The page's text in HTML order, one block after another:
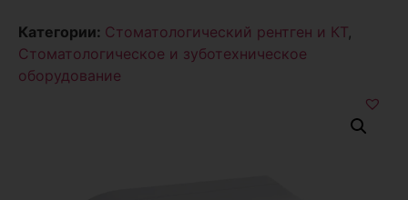
Категории: Стоматологический рентген и КТ,
Стоматологическое и зуботехническое
оборудование